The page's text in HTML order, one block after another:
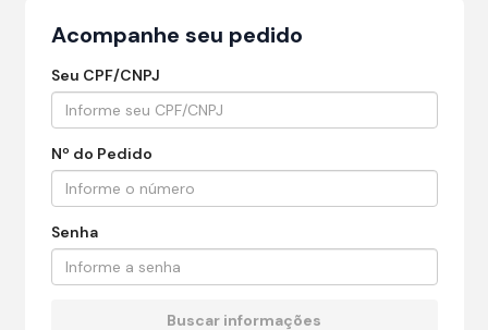
Acompanhe seu pedido
Seu CPF/CNPJ
Nº do Pedido
Senha